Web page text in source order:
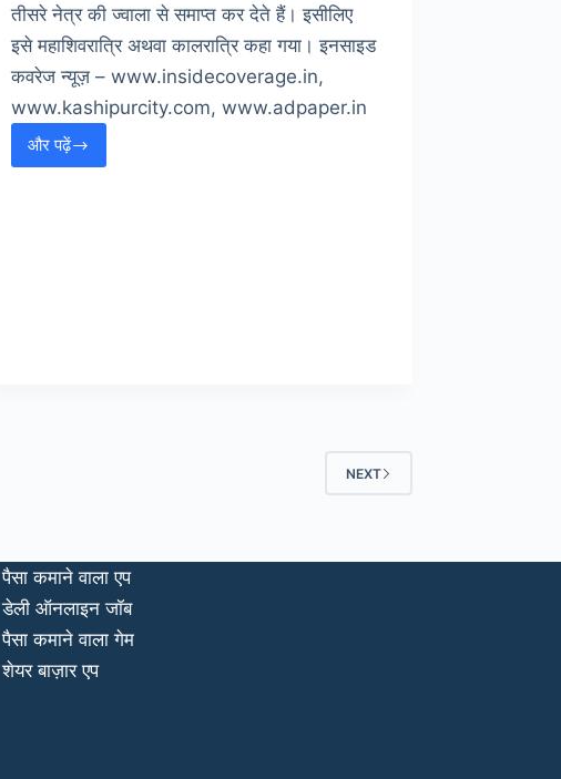
तीसरे नेत्र की ज्वाला से समाप्त कर देते हैं। इसीलिए
इसे महाशिवरात्रि अथवा कालरात्रि कहा गया। इनसाइड
कवरेज न्यूज़ – www.insidecoverage.in,
www.kashipurcity.com, www.adpaper.in
और पढ़ें
शिवमय
NEXT
पैसा कमाने वाला एप
डेली ऑनलाइन जॉब
पैसा कमाने वाला गेम
शेयर बाज़ार एप